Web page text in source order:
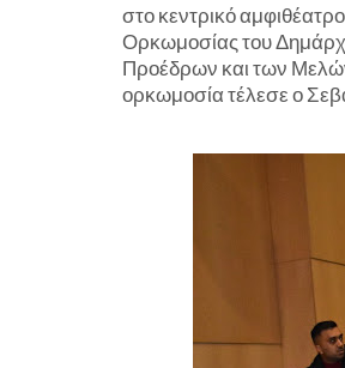
στο κεντρικό
Ορκωμοσίας του
Προέδρων και των
ορκωμοσία τέλεσε ο